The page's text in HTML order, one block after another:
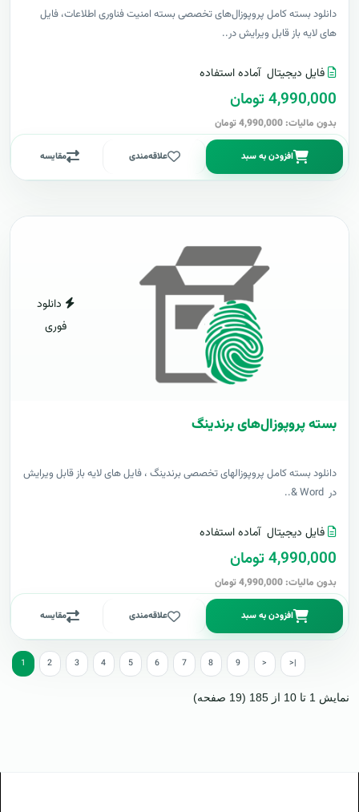
دانلود بسته کامل پروپوزال‌های تخصصی بسته امنیت فناوری اطلاعات، فایل
های لایه باز قابل ویرایش در..
فایل دیجیتال آماده استفاده
4,990,000 تومان
بدون مالیات: 4,990,000 تومان
افزودن به سبد علاقه‌مندی مقایسه
دانلود
فوری
بسته پروپوزال‌های برندینگ
دانلود بسته کامل پروپوزالهای تخصصی برندینگ ، فایل های لایه باز قابل ویرایش
در Word &..
فایل دیجیتال آماده استفاده
4,990,000 تومان
بدون مالیات: 4,990,000 تومان
افزودن به سبد علاقه‌مندی مقایسه
1 2 3 4 5 6 7 8 9 > >|
نمایش 1 تا 10 از 185 (19 صفحه)